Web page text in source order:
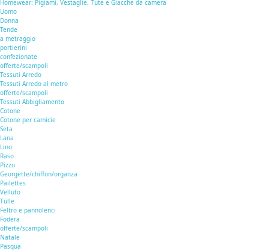
Homewear: Pigiami, Vestaglie, Tute e Giacche da camera
Uomo
Donna
Tende
a metraggio
portierini
confezionate
offerte/scampoli
Tessuti Arredo
Tessuti Arredo al metro
offerte/scampoli
Tessuti Abbigliamento
Cotone
Cotone per camicie
Seta
Lana
Lino
Raso
Pizzo
Georgette/chiffon/organza
Pailettes
Velluto
Tulle
Feltro e pannolenci
Fodera
offerte/scampoli
Natale
Pasqua